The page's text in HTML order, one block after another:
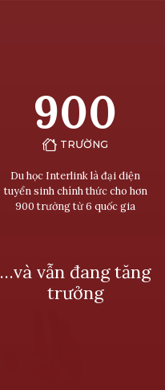
900
TRƯỜNG
Du học Interlink là đại diện
tuyển sinh chính thức cho hơn
900 trường từ 6 quốc gia
…và vẫn đang tăng
trưởng